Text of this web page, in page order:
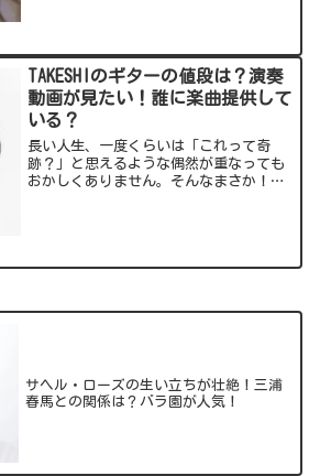
TAKESHIのギターの値段は？演奏
動画が見たい！誰に楽曲提供して
いる？
長い人生、一度くらいは「これって奇
跡？」と思えるような偶然が重なっても
おかしくありません。そんなまさか！？
サヘル・ローズの生い立ちが壮絶！三浦
春馬との関係は？バラ園が人気！